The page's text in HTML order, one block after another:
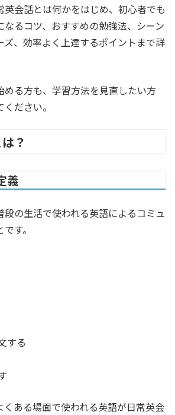
英会話とは何かをはじめ、初心者でも
なるコツ、おすすめの勉強法、シーン
ズ、効率よく上達するポイントまで詳
める方も、学習方法を見直したい方
ださい。
？
義
段の生活で使われる英語によるコミュ
す。
する
くある場面で使われる英語が日常英会